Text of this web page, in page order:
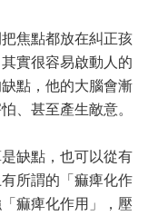
焦點都放在糾正孩
實很容易啟動人的
點，他的大腦會漸
、甚至產生敵意。
缺點，也可以從有
所謂的「痲痺化作
痲痺化作用」，壓